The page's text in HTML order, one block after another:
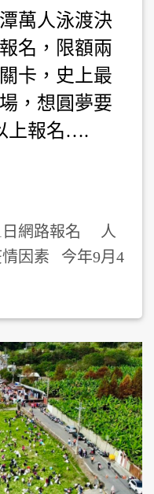
萬人泳渡決
名，限額兩
卡，史上最
，想圓夢要
上報名….
日網路報名 人
因素 今年9月4